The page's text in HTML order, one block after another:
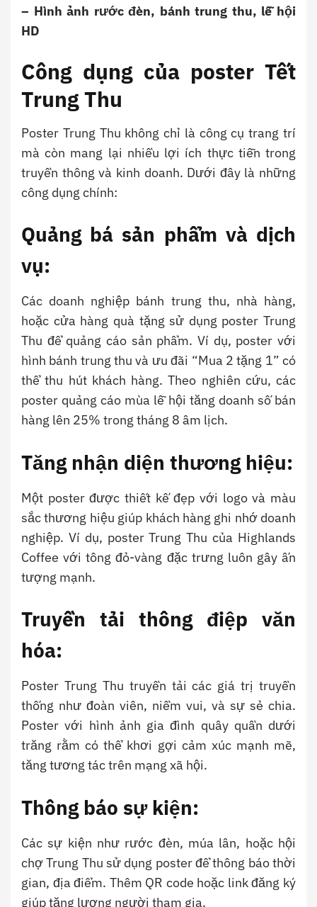
– Hình ảnh rước đèn, bánh trung thu, lễ hội
HD
Công dụng của poster Tết
Trung Thu
Poster Trung Thu không chỉ là công cụ trang trí
mà còn mang lại nhiều lợi ích thực tiễn trong
truyền thông và kinh doanh. Dưới đây là những
công dụng chính:
Quảng bá sản phẩm và dịch
vụ:
Các doanh nghiệp bánh trung thu, nhà hàng,
hoặc cửa hàng quà tặng sử dụng poster Trung
Thu để quảng cáo sản phẩm. Ví dụ, poster với
hình bánh trung thu và ưu đãi “Mua 2 tặng 1” có
thể thu hút khách hàng. Theo nghiên cứu, các
poster quảng cáo mùa lễ hội tăng doanh số bán
hàng lên 25% trong tháng 8 âm lịch.
Tăng nhận diện thương hiệu:
Một poster được thiết kế đẹp với logo và màu
sắc thương hiệu giúp khách hàng ghi nhớ doanh
nghiệp. Ví dụ, poster Trung Thu của Highlands
Coffee với tông đỏ-vàng đặc trưng luôn gây ấn
tượng mạnh.
Truyền tải thông điệp văn
hóa:
Poster Trung Thu truyền tải các giá trị truyền
thống như đoàn viên, niềm vui, và sự sẻ chia.
Poster với hình ảnh gia đình quây quần dưới
trăng rằm có thể khơi gợi cảm xúc mạnh mẽ,
tăng tương tác trên mạng xã hội.
Thông báo sự kiện:
Các sự kiện như rước đèn, múa lân, hoặc hội
chợ Trung Thu sử dụng poster để thông báo thời
gian, địa điểm. Thêm QR code hoặc link đăng ký
giúp tăng lượng người tham gia.